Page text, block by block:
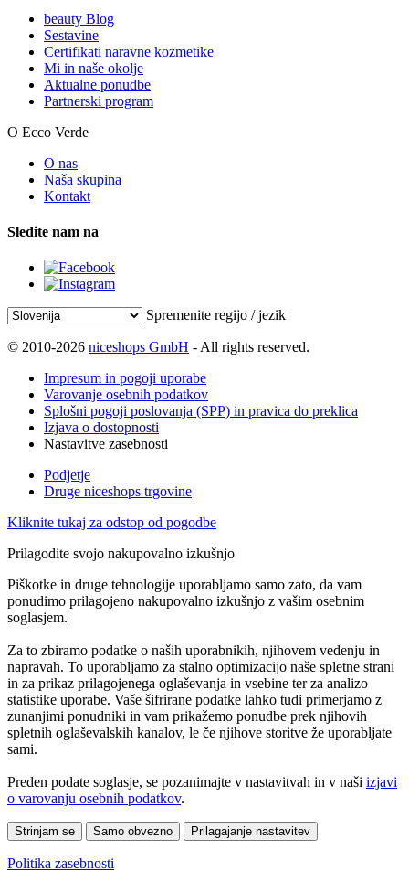
beauty Blog
Sestavine
Certifikati naravne kozmetike
Mi in naše okolje
Aktualne ponudbe
Partnerski program
O Ecco Verde
O nas
Naša skupina
Kontakt
Sledite nam na
Spremenite regijo / jezik
© 2010-2026 niceshops GmbH - All rights reserved.
Impresum in pogoji uporabe
Varovanje osebnih podatkov
Splošni pogoji poslovanja (SPP) in pravica do preklica
Izjava o dostopnosti
Nastavitve zasebnosti
Podjetje
Druge niceshops trgovine
Kliknite tukaj za odstop od pogodbe
Prilagodite svojo nakupovalno izkušnjo
Piškotke in druge tehnologije uporabljamo samo zato, da vam
ponudimo prilagojeno nakupovalno izkušnjo z vašim osebnim
soglasjem.
Za to zbiramo podatke o naših uporabnikih, njihovem vedenju in
napravah. To uporabljamo za stalno optimizacijo naše spletne strani
in za prikaz prilagojenega oglaševanja in vsebine ter za analizo
statistike uporabe. Vaše šifrirane podatke lahko tudi primerjamo z
zunanjimi ponudniki in vam prikažemo ponudbe prek njihovih
spletnih oglaševalskih kanalov, le če njihove storitve že uporabljate
sami.
Preden podate soglasje, se pozanimajte v nastavitvah in v naši izjavi
o varovanju osebnih podatkov.
Strinjam se Samo obvezno Prilagajanje nastavitev
Politika zasebnosti